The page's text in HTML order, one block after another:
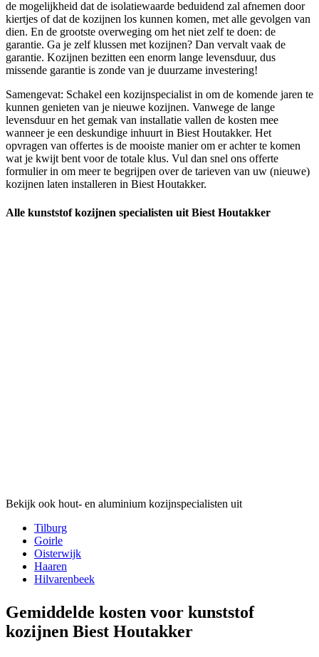
de mogelijkheid dat de isolatiewaarde beduidend zal afnemen door
kiertjes of dat de kozijnen los kunnen komen, met alle gevolgen van
dien. En de grootste overweging om het niet zelf te doen: de
garantie. Ga je zelf klussen met kozijnen? Dan vervalt vaak de
garantie. Kozijnen bezitten een enorm lange levensduur, dus
missende garantie is zonde van je duurzame investering!
Samengevat: Schakel een kozijnspecialist in om de komende jaren te
kunnen genieten van je nieuwe kozijnen. Vanwege de lange
levensduur en het gemak van installatie vallen de kosten mee
wanneer je een deskundige inhuurt in Biest Houtakker. Het
opvragen van offertes is de mooiste manier om er achter te komen
wat je kwijt bent voor de totale klus. Vul dan snel ons offerte
formulier in om meer te begrijpen over de tarieven van uw (nieuwe)
kozijnen laten installeren in Biest Houtakker.
Alle kunststof kozijnen specialisten uit Biest Houtakker
Bekijk ook hout- en aluminium kozijnspecialisten uit
Tilburg
Goirle
Oisterwijk
Haaren
Hilvarenbeek
Gemiddelde kosten voor kunststof
kozijnen Biest Houtakker